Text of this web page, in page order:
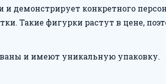
и демонстрирует конкретного
Такие фигурки растут в цене,
и имеют уникальную упаковку.